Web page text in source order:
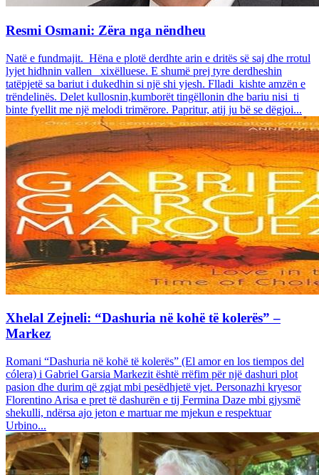
Resmi Osmani: Zëra nga nëndheu
Natë e fundmajit. Hëna e plotë derdhte arin e dritës së saj dhe rrotul
lyjet hidhnin vallen xixëlluese. E shumë prej tyre derdheshin
tatëpjetë sa bariut i dukedhin si një shi yjesh. Flladi kishte amzën e
trëndelinës. Delet kullosnin,kumborët tingëllonin dhe bariu nisi ti
binte fyellit me një melodi trimërore. Papritur, atij ju bë se dëgjoi...
Xhelal Zejneli: “Dashuria në kohë të kolerës” –
Markez
Romani “Dashuria në kohë të kolerës” (El amor en los tiempos del
cólera) i Gabriel Garsia Markezit është rrëfim për një dashuri plot
pasion dhe durim që zgjat mbi pesëdhjetë vjet. Personazhi kryesor
Florentino Arisa e pret të dashurën e tij Fermina Daze mbi gjysmë
shekulli, ndërsa ajo jeton e martuar me mjekun e respektuar
Urbino...